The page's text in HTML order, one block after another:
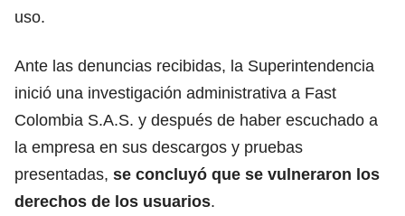
uso.
Ante las denuncias recibidas, la Superintendencia
inició una investigación administrativa a Fast
Colombia S.A.S. y después de haber escuchado a
la empresa en sus descargos y pruebas
presentadas, se concluyó que se vulneraron los
derechos de los usuarios.